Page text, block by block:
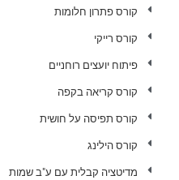
קורס פתרון חלומות
קורס רייקי
פיתוח יועצים רוחניים
קורס קריאה בקפה
קורס תפיסה על חושית
קורס הילינג
מדיטציה קבלית עם ע"ב שמות